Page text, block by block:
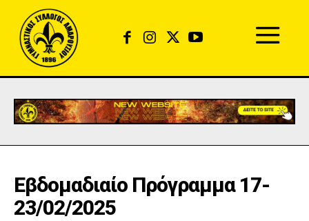
Εβδομαδιαίο Πρόγραμμα 17-
23/02/2025